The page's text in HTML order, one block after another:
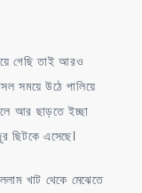
গেছি তাই আরও
সময়ে উঠে পালিয়ে
আর ছাড়তে ইচ্ছা
ছিটকে এসেছে।
খাট থেকে মেঝেতে